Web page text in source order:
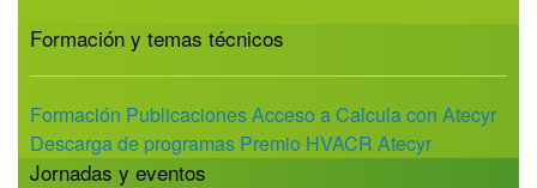
Formación y temas técnicos
Formación PublicacionesAcceso a Calcula con Atecyr
Descarga de programas Premio HVACR Atecyr
Jornadas y eventos